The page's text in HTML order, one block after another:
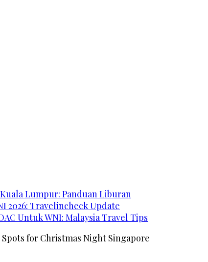
Lumpur: Panduan Liburan
2026: Travelincheck Update
Untuk WNI: Malaysia Travel Tips
for Christmas Night Singapore